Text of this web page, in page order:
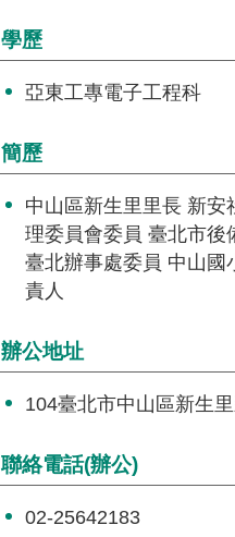
學歷
亞東工專電子工程科
簡歷
中山區新生里里長 新
理委員會委員 臺北市後
臺北辦事處委員 中山國
責人
辦公地址
104臺北市中山區新生
聯絡電話(辦公)
02-25642183